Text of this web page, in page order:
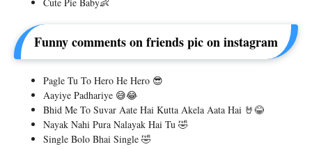
Funny comments on friends pic on instagram
Pagle Tu To Hero He Hero 😎
Aayiye Padhariye 😅😂
Bhid Me To Suvar Aate Hai Kutta Akela Aata Hai 🤘😂
Nayak Nahi Pura Nalayak Hai Tu 🤣
Single Bolo Bhai Single 🤣